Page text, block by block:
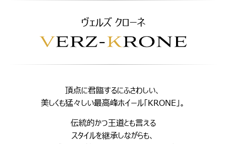
ヴェルズ クローネ
頂点に君臨するにふさわしい、
美しくも猛々しい最高峰ホイール「KRONE」。
伝統的かつ王道とも言える
スタイルを継承しながらも、